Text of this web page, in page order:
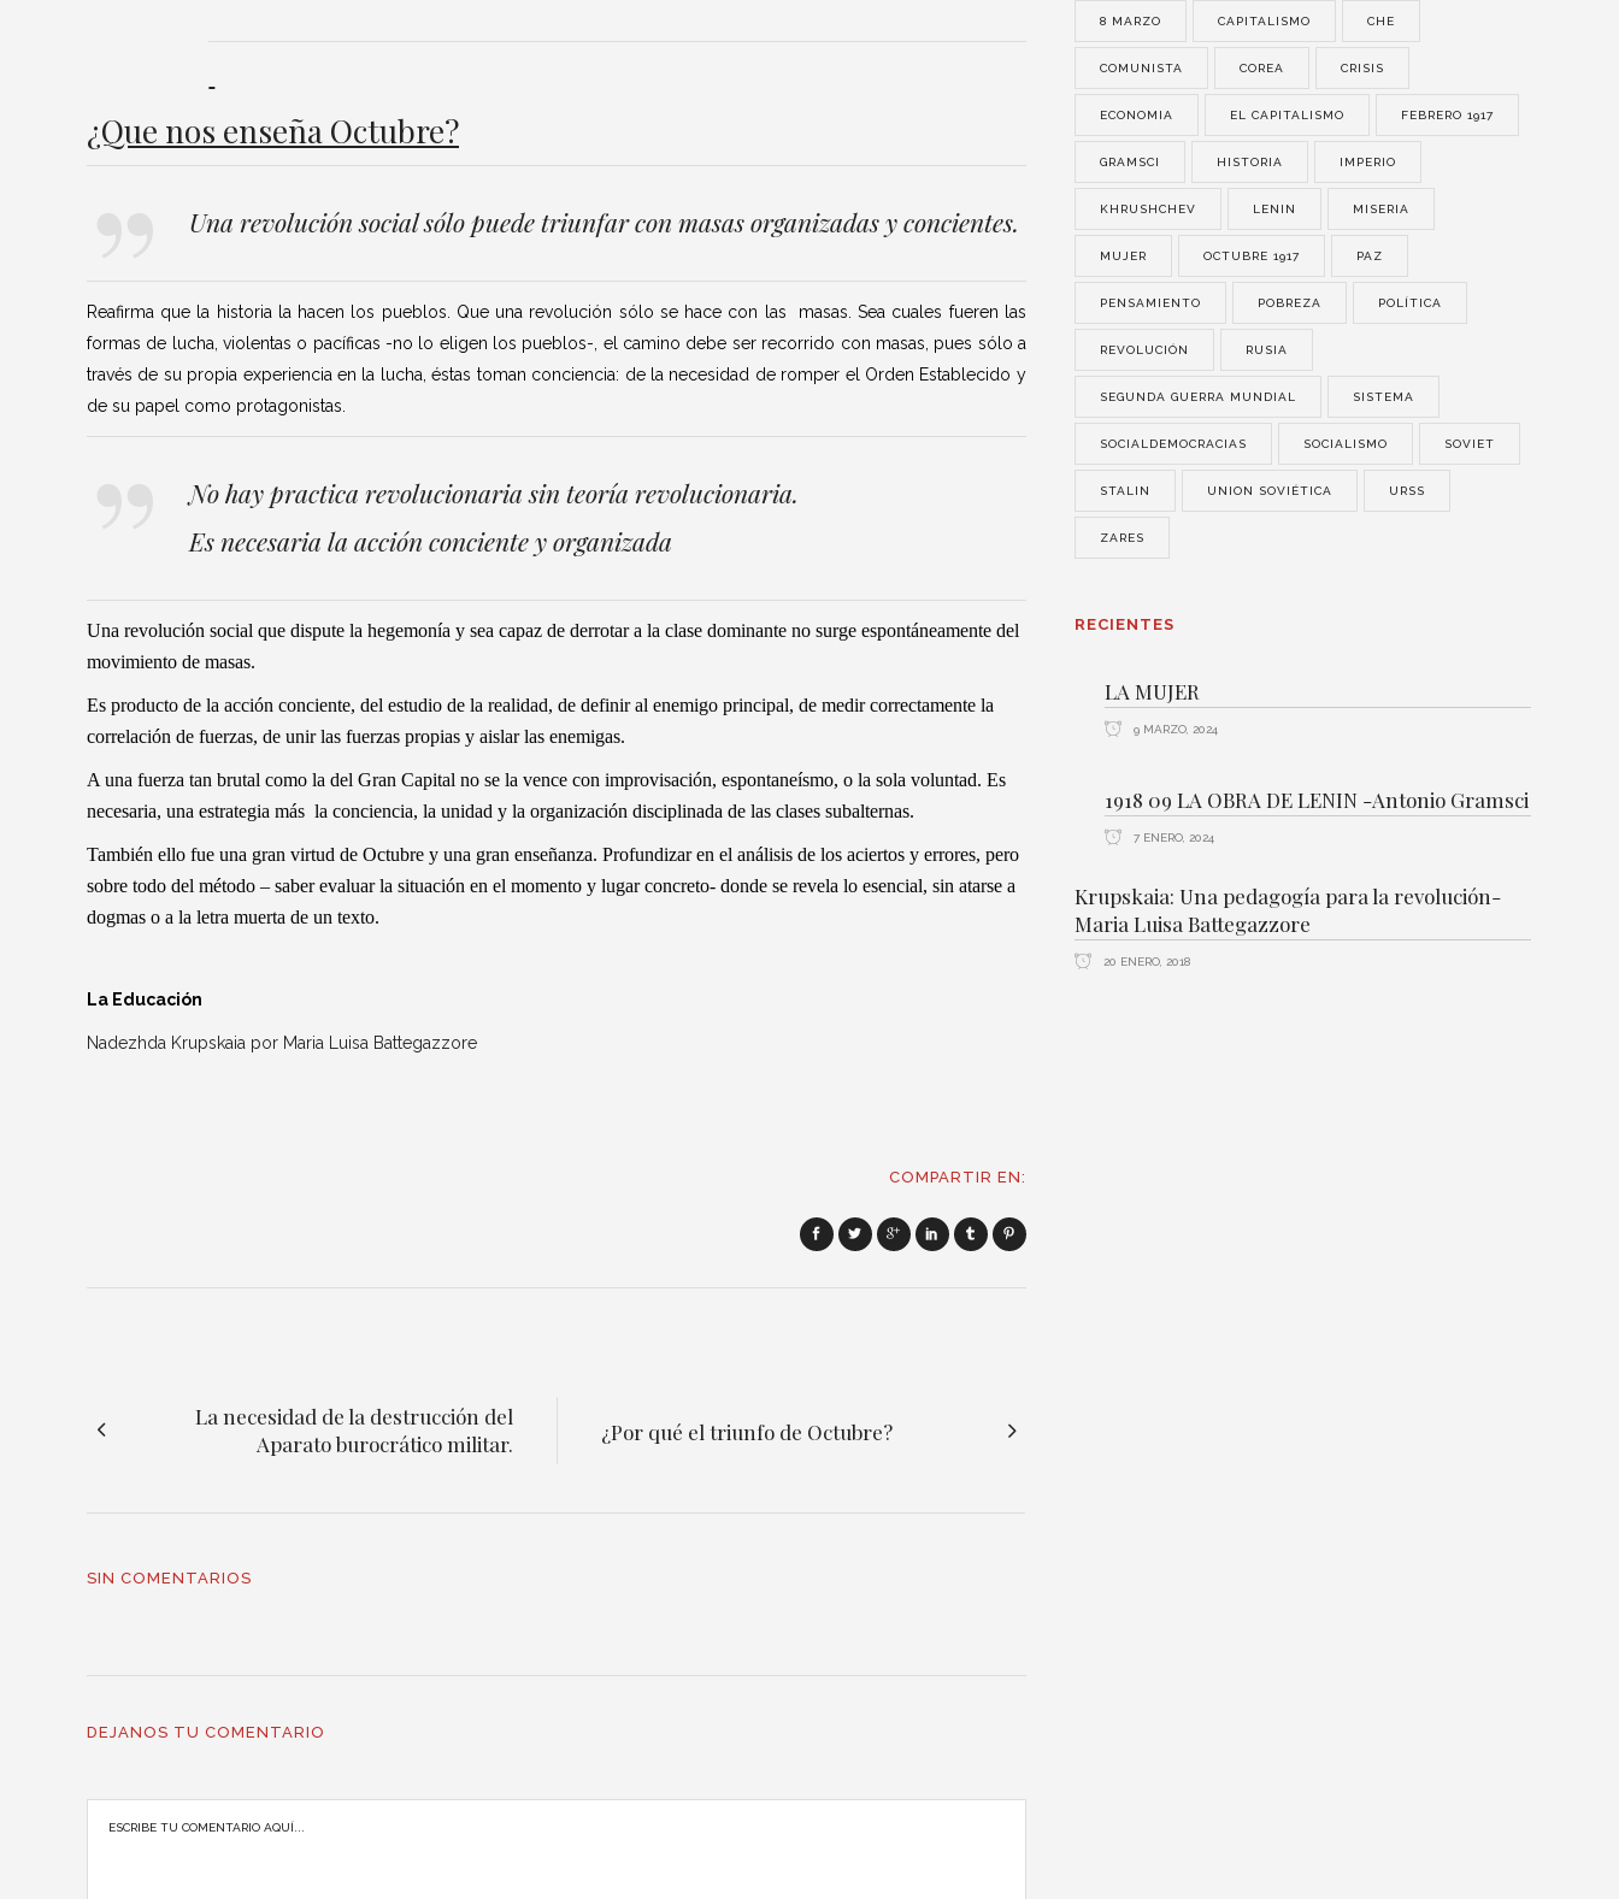
¿Que nos enseña Octubre?
Una revolución social sólo puede triunfar con masas organizadas y concientes.
Reafirma que la historia la hacen los pueblos. Que una revolución sólo se hace con las masas. Sea cuales fueren las
formas de lucha, violentas o pacíficas -no lo eligen los pueblos-, el camino debe ser recorrido con masas, pues sólo a
través de su propia experiencia en la lucha, éstas toman conciencia: de la necesidad de romper el Orden Establecido y
de su papel como protagonistas.
No hay practica revolucionaria sin teoría revolucionaria.
Es necesaria la acción conciente y organizada
Una revolución social que dispute la hegemonía y sea capaz de derrotar a la clase dominante no surge espontáneamente del
movimiento de masas.
Es producto de la acción conciente, del estudio de la realidad, de definir al enemigo principal, de medir correctamente la
correlación de fuerzas, de unir las fuerzas propias y aislar las enemigas.
A una fuerza tan brutal como la del Gran Capital no se la vence con improvisación, espontaneísmo, o la sola voluntad. Es
necesaria, una estrategia más la conciencia, la unidad y la organización disciplinada de las clases subalternas.
También ello fue una gran virtud de Octubre y una gran enseñanza. Profundizar en el análisis de los aciertos y errores, pero
sobre todo del método – saber evaluar la situación en el momento y lugar concreto- donde se revela lo esencial, sin atarse a
dogmas o a la letra muerta de un texto.
La Educación
Nadezhda Krupskaia por Maria Luisa Battegazzore
COMPARTIR EN:
La necesidad de la destrucción del
Aparato burocrático militar.
¿Por qué el triunfo de Octubre?
SIN COMENTARIOS
DEJANOS TU COMENTARIO
8 MARZO CAPITALISMO CHE
COMUNISTA COREA CRISIS
ECONOMIA EL CAPITALISMO FEBRERO 1917
GRAMSCI HISTORIA IMPERIO
KHRUSHCHEV LENIN MISERIA
MUJER OCTUBRE 1917 PAZ
PENSAMIENTO POBREZA POLÍTICA
REVOLUCIÓN RUSIA
SEGUNDA GUERRA MUNDIAL SISTEMA
SOCIALDEMOCRACIAS SOCIALISMO SOVIET
STALIN UNION SOVIÉTICA URSS
ZARES
RECIENTES
LA MUJER
9 MARZO, 2024
1918 09 LA OBRA DE LENIN -Antonio Gramsci
7 ENERO, 2024
Krupskaia: Una pedagogía para la revolución-
Maria Luisa Battegazzore
20 ENERO, 2018